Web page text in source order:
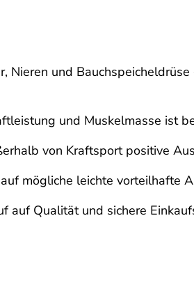
Nieren und
und Muskelmasse ist
von Kraftsport positive
mögliche leichte vorteilhafte
auf Qualität und sichere